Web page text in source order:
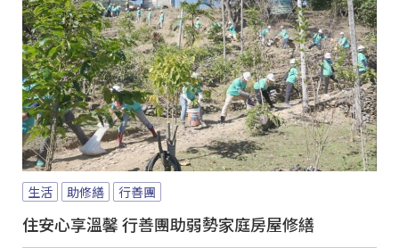
生活 助修繕 行善團
住安心享溫馨 行善團助弱勢家庭房屋修繕